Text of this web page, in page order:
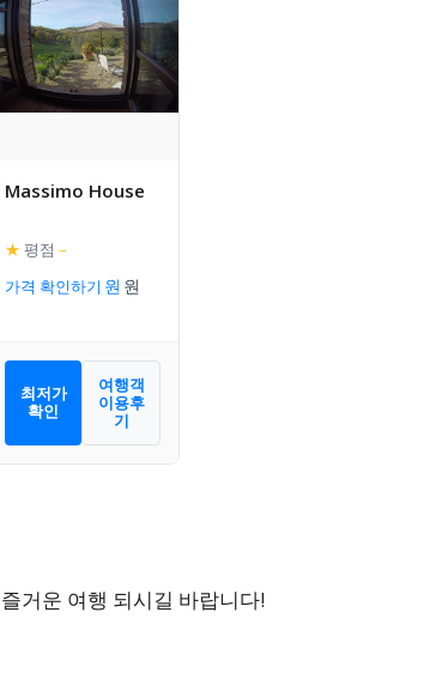
Massimo House
★ 평점 –
가격 확인하기
최저가
확인
여행객
이용후
기
거운 여행 되시길 바랍니다!